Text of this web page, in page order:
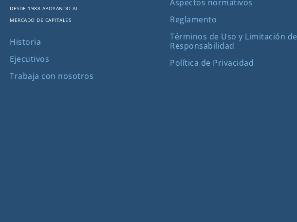
Desde 1988 apoyando al
mercado de capitales
Historia
Ejecutivos
Trabaja con nosotros
Aspectos normativos
Reglamento
Términos de Uso y Limitación de
Responsabilidad
Política de Privacidad